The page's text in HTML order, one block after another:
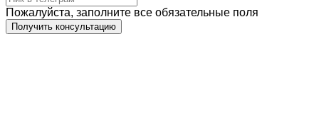
Пожалуйста, заполните все обязательные поля
Получить консультацию